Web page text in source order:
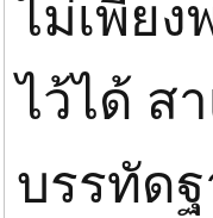
ไม่เพีย
ไว้ได้ ส
บรรทัด